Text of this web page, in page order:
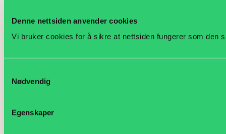
Denne nettsiden anvender cookies
Vi bruker cookies for å sikre at nettsiden fungerer som den
Nødvendig
Egenskaper